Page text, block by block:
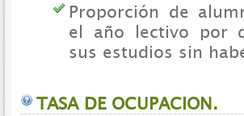
Proporción de
el año lectivo por
sus estudios sin
TASA DE OCUPACION.